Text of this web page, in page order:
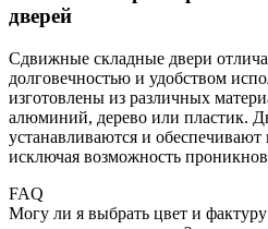
дверей
Сдвижные складные двери
долговечностью и удобством
изготовлены из различных
алюминий, дерево или пластик.
устанавливаются и
исключая возможность
FAQ
Могу ли я выбрать цвет и